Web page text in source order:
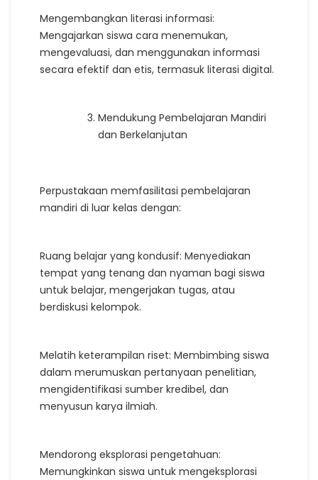
Mengembangkan literasi informasi:
Mengajarkan siswa cara menemukan,
mengevaluasi, dan menggunakan informasi
secara efektif dan etis, termasuk literasi digital.
Mendukung Pembelajaran Mandiri
dan Berkelanjutan
Perpustakaan memfasilitasi pembelajaran
mandiri di luar kelas dengan:
Ruang belajar yang kondusif: Menyediakan
tempat yang tenang dan nyaman bagi siswa
untuk belajar, mengerjakan tugas, atau
berdiskusi kelompok.
Melatih keterampilan riset: Membimbing siswa
dalam merumuskan pertanyaan penelitian,
mengidentifikasi sumber kredibel, dan
menyusun karya ilmiah.
Mendorong eksplorasi pengetahuan:
Memungkinkan siswa untuk mengeksplorasi